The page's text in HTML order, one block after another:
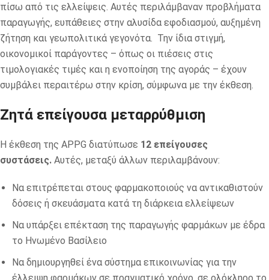
πίσω από τις ελλείψεις. Αυτές περιλάμβαναν προβλήματα
παραγωγής, ευπάθειες στην αλυσίδα εφοδιασμού, αυξημένη
ζήτηση και γεωπολιτικά γεγονότα. Την ίδια στιγμή,
οικονομικοί παράγοντες – όπως οι πιέσεις στις
τιμολογιακές τιμές και η ενοποίηση της αγοράς – έχουν
συμβάλει περαιτέρω στην κρίση, σύμφωνα με την έκθεση.
Ζητά επείγουσα μεταρρύθμιση
Η έκθεση της APPG διατύπωσε 12 επείγουσες
συστάσεις. Αυτές, μεταξύ άλλων περιλαμβάνουν:
Να επιτρέπεται στους φαρμακοποιούς να αντικαθιστούν
δόσεις ή σκευάσματα κατά τη διάρκεια ελλείψεων
Να υπάρξει επέκταση της παραγωγής φαρμάκων με έδρα
το Ηνωμένο Βασίλειο
Να δημιουργηθεί ένα σύστημα επικοινωνίας για την